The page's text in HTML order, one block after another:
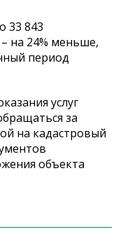
33 843
на 24% меньше,
период
услуг
за
на кадастровый
объекта